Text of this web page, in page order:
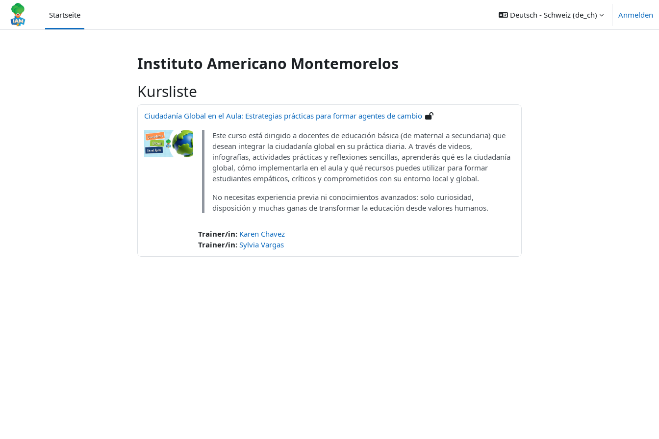
Zum Hauptinhalt
Startseite
Deutsch - Schweiz ‎(de_ch)‎ Anmelden
Instituto Americano Montemorelos
Kursliste
Ciudadanía Global en el Aula: Estrategias prácticas para formar agentes de cambio
Este curso está dirigido a docentes de educación básica (de maternal a secundaria) que
desean integrar la ciudadanía global en su práctica diaria. A través de videos,
infografías, actividades prácticas y reflexiones sencillas, aprenderás qué es la ciudadanía
global, cómo implementarla en el aula y qué recursos puedes utilizar para formar
estudiantes empáticos, críticos y comprometidos con su entorno local y global.
No necesitas experiencia previa ni conocimientos avanzados: solo curiosidad,
disposición y muchas ganas de transformar la educación desde valores humanos.
Trainer/in: Karen Chavez
Trainer/in: Sylvia Vargas